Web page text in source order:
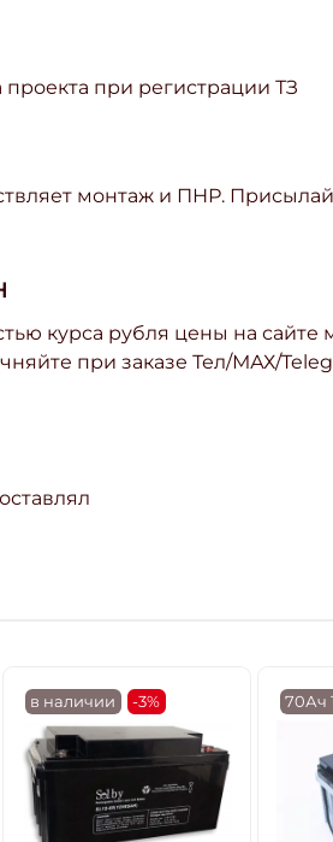
проекта при регистрации ТЗ
монтаж и ПНР.
курса рубля цены на сайте
при заказе Тел/МАХ/
в наличии -3% 70Ач